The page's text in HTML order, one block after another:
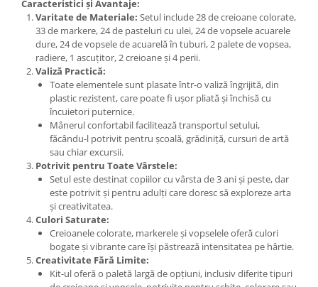
Caracteristici și Avantaje:
Varitate de Materiale: Setul include 28 de creioane colorate,
33 de markere, 24 de pasteluri cu ulei, 24 de vopsele acuarele
dure, 24 de vopsele de acuarelă în tuburi, 2 palete de vopsea,
radiere, 1 ascuțitor, 2 creioane și 4 perii.
Valiză Practică:
Toate elementele sunt plasate într-o valiză îngrijită, din
plastic rezistent, care poate fi ușor pliată și închisă cu
încuietori puternice.
Mânerul confortabil facilitează transportul setului,
făcându-l potrivit pentru școală, grădiniță, cursuri de artă
sau chiar excursii.
Potrivit pentru Toate Vârstele:
Setul este destinat copiilor cu vârsta de 3 ani și peste, dar
este potrivit și pentru adulți care doresc să exploreze arta
și creativitatea.
Culori Saturate:
Creioanele colorate, markerele și vopselele oferă culori
bogate și vibrante care își păstrează intensitatea pe hârtie.
Creativitate Fără Limite:
Kit-ul oferă o paletă largă de opțiuni, inclusiv diferite tipuri